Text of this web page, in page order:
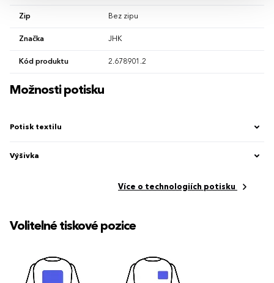
Zip Bez zipu
Značka JHK
Kód produktu 2.678901.2
Možnosti potisku
Potisk textilu
Výšivka
Více o technologiích potisku
Volitelné tiskové pozice